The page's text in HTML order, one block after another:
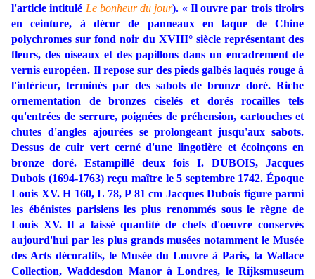
l'article intitulé Le bonheur du jour). « Il ouvre par trois tiroirs
en ceinture, à décor de panneaux en laque de Chine
polychromes sur fond noir du XVIII° siècle représentant des
fleurs, des oiseaux et des papillons dans un encadrement de
vernis européen. Il repose sur des pieds galbés laqués rouge à
l'intérieur, terminés par des sabots de bronze doré. Riche
ornementation de bronzes ciselés et dorés rocailles tels
qu'entrées de serrure, poignées de préhension, cartouches et
chutes d'angles ajourées se prolongeant jusqu'aux sabots.
Dessus de cuir vert cerné d'une lingotière et écoinçons en
bronze doré. Estampillé deux fois I. DUBOIS, Jacques
Dubois (1694-1763) reçu maître le 5 septembre 1742. Époque
Louis XV. H 160, L 78, P 81 cm Jacques Dubois figure parmi
les ébénistes parisiens les plus renommés sous le règne de
Louis XV. Il a laissé quantité de chefs d'oeuvre conservés
aujourd'hui par les plus grands musées notamment le Musée
des Arts décoratifs, le Musée du Louvre à Paris, la Wallace
Collection, Waddesdon Manor à Londres, le Rijksmuseum